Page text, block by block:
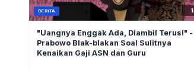
BERITA
"Uangnya Enggak Ada, Diambil Terus!" -
Prabowo Blak-blakan Soal Sulitnya
Kenaikan Gaji ASN dan Guru